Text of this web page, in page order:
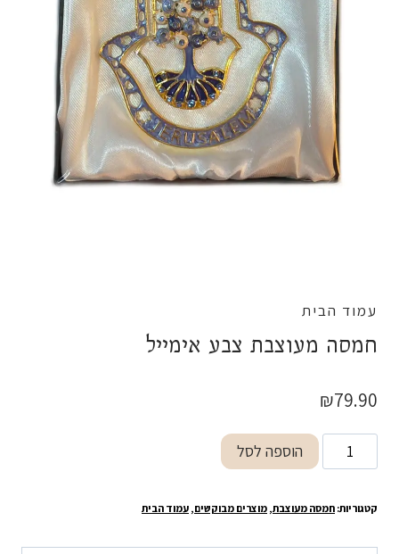
עמוד הבית
חמסה מעוצבת צבע אימייל
₪79.90
כמות
של
מעוצבת
הוספה לסל
קטגוריות: חמסה מעוצבת, מוצרים מבוקשים, עמוד הבית